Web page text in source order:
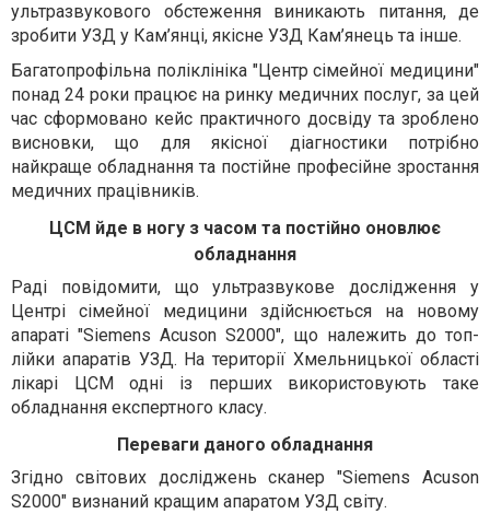
ультразвукового обстеження виникають питання, де
зробити УЗД у Кам’янці, якісне УЗД Кам’янець та інше.
Багатопрофільна поліклініка "Центр сімейної медицини"
понад 24 роки працює на ринку медичних послуг, за цей
час сформовано кейс практичного досвіду та зроблено
висновки, що для якісної діагностики потрібно
найкраще обладнання та постійне професійне зростання
медичних працівників.
ЦСМ йде в ногу з часом та постійно оновлює
обладнання
Раді повідомити, що ультразвукове дослідження у
Центрі сімейної медицини здійснюється на новому
апараті "Siemens Acuson S2000", що належить до топ-
лійки апаратів УЗД. На території Хмельницької області
лікарі ЦСМ одні із перших використовують таке
обладнання експертного класу.
Переваги даного обладнання
Згідно світових досліджень сканер "Siemens Acuson
S2000" визнаний кращим апаратом УЗД світу.